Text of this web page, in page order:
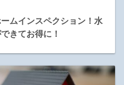
ムインスペクション！水
きてお得に！